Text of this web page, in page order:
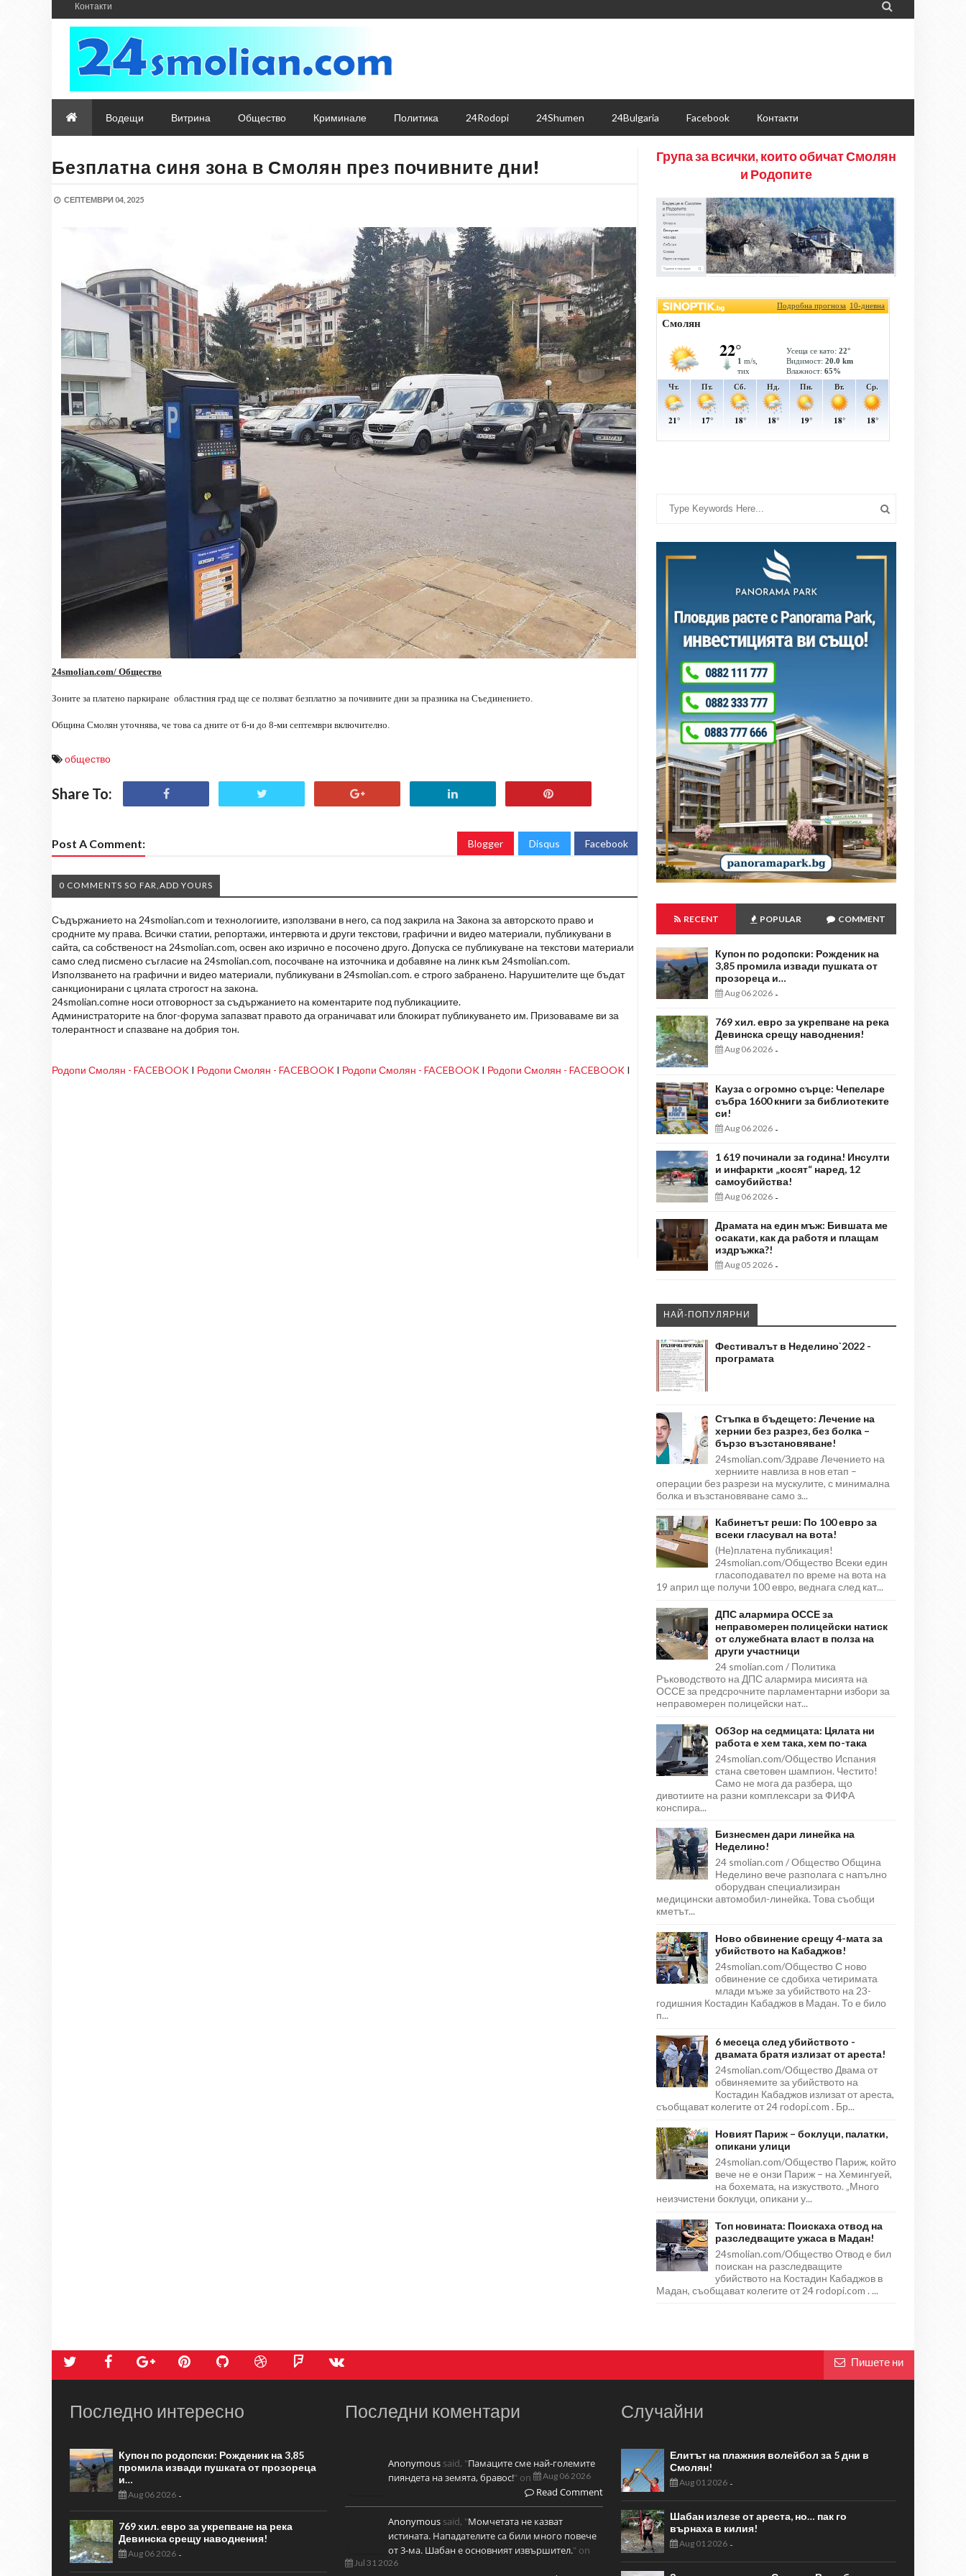
Контакти 
Водещи Витрина Общество Криминале Политика 24Rodopi 24Shumen 24Bulgaria Facebook Контакти
Безплатна синя зона в Смолян през почивните дни!
СЕПТЕМВРИ 04, 2025
24smolian.com/ Общество
Зоните за платено паркиране областния град ще се ползват безплатно за почивните дни за празника на Съединението.
Община Смолян уточнява, че това са дните от 6-и до 8-ми септември включително.
общество
Share To:
Post A Comment: Blogger Disqus Facebook
0 COMMENTS SO FAR,ADD YOURS
Съдържанието на 24smolian.com и технологиите, използвани в него, са под закрила на Закона за авторското право и
сродните му права. Всички статии, репортажи, интервюта и други текстови, графични и видео материали, публикувани в
сайта, са собственост на 24smolian.com, освен ако изрично е посочено друго. Допуска се публикуване на текстови материали
само след писмено съгласие на 24smolian.com, посочване на източника и добавяне на линк към 24smolian.com.
Използването на графични и видео материали, публикувани в 24smolian.com. е строго забранено. Нарушителите ще бъдат
санкционирани с цялата строгост на закона.
24smolian.comне носи отговорност за съдържанието на коментарите под публикациите.
Администраторите на блог-форума запазват правото да ограничават или блокират публикуването им. Призоваваме ви за
толерантност и спазване на добрия тон.
Родопи Смолян - FACEBOOK I Родопи Смолян - FACEBOOK I Родопи Смолян - FACEBOOK I Родопи Смолян - FACEBOOK I
Група за всички, които обичат Смолян
и Родопите
RECENT POPULAR COMMENT
Купон по родопски: Рожденик на
3,85 промила извади пушката от
прозореца и…
Aug 06 2026 -
769 хил. евро за укрепване на река
Девинска срещу наводнения!
Aug 06 2026 -
Кауза с огромно сърце: Чепеларе
събра 1600 книги за библиотеките
си!
Aug 06 2026 -
1 619 починали за година! Инсулти
и инфаркти „косят“ наред, 12
самоубийства!
Aug 06 2026 -
Драмата на един мъж: Бившата ме
осакати, как да работя и плащам
издръжка?!
Aug 05 2026 -
НАЙ-ПОПУЛЯРНИ
Фестивалът в Неделино`2022 -
програмата
Стъпка в бъдещето: Лечение на
хернии без разрез, без болка –
бързо възстановяване!
24smolian.com/Здраве Лечението на
херниите навлиза в нов етап –
операции без разрези на мускулите, с минимална
болка и възстановяване само з...
Кабинетът реши: По 100 евро за
всеки гласувал на вота!
(Не)платена публикация!
24smolian.com/Общество Всеки един
гласоподавател по време на вота на
19 април ще получи 100 евро, веднага след кат...
ДПС алармира ОССЕ за
неправомерен полицейски натиск
от служебната власт в полза на
други участници
24 smolian.com / Политика
Ръководството на ДПС алармира мисията на
ОССЕ за предсрочните парламентарни избори за
неправомерен полицейски нат...
ОбЗор на седмицата: Цялата ни
работа е хем така, хем по-така
24smolian.com/Общество Испания
стана световен шампион. Честито!
Само не мога да разбера, що
дивотиите на разни комплексари за ФИФА
конспира...
Бизнесмен дари линейка на
Неделино!
24 smolian.com / Общество Община
Неделино вече разполага с напълно
оборудван специализиран
медицински автомобил-линейка. Това съобщи
кметът...
Ново обвинение срещу 4-мата за
убийството на Кабаджов!
24smolian.com/Общество С ново
обвинение се сдобиха четиримата
млади мъже за убийството на 23-
годишния Костадин Кабаджов в Мадан. То е било
п...
6 месеца след убийството -
двамата братя излизат от ареста!
24smolian.com/Общество Двама от
обвиняемите за убийството на
Костадин Кабаджов излизат от ареста,
съобщават колегите от 24 rodopi.com . Бр...
Новият Париж – боклуци, палатки,
опикани улици
24smolian.com/Общество Париж, който
вече не е онзи Париж – на Хемингуей,
на бохемата, на изкуството. „Много
неизчистени боклуци, опикани у...
Топ новината: Поискаха отвод на
разследващите ужаса в Мадан!
24smolian.com/Общество Отвод е бил
поискан на разследващите
убийството на Костадин Кабаджов в
Мадан, съобщават колегите от 24 rodopi.com . ...
Пишете ни
Последно интересно
Купон по родопски: Рожденик на 3,85
промила извади пушката от прозореца
и…
Aug 06 2026 -
769 хил. евро за укрепване на река
Девинска срещу наводнения!
Aug 06 2026 -
Последни коментари
Anonymous said, "Памаците сме най-големите
пияндета на земята, бравос!" on Aug 06 2026
Read Comment
Anonymous said, "Момчетата не казват
истината. Нападателите са били много повече
от 3-ма. Шабан е основният извършител." on
Jul 31 2026
Случайни
Елитът на плажния волейбол за 5 дни в
Смолян!
Aug 01 2026-
Шабан излезе от ареста, но… пак го
върнаха в килия!
Aug 01 2026-